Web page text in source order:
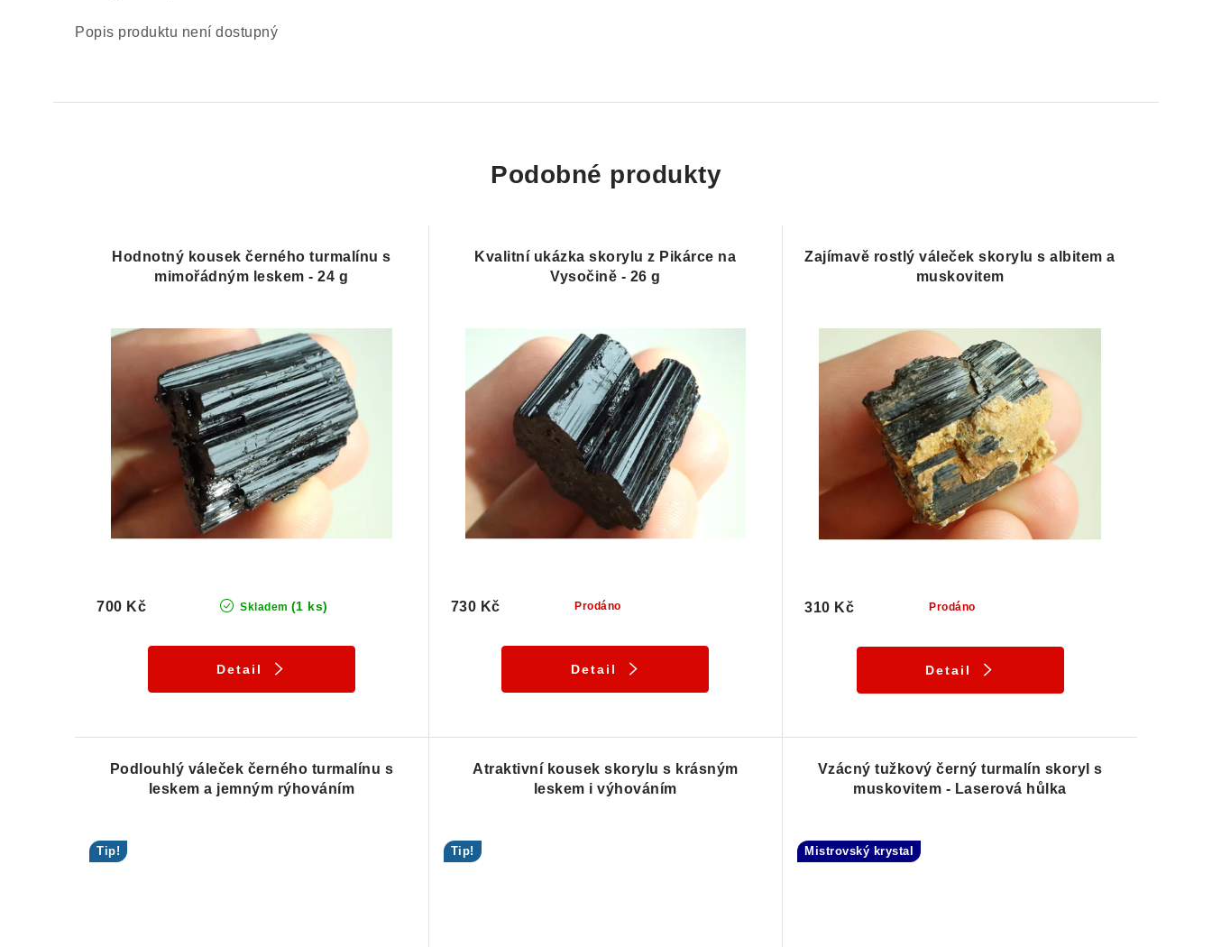
Popis produktu není dostupný
Podobné produkty
Hodnotný kousek černého turmalínu s
mimořádným leskem - 24 g
Skladem (1 ks)
700 Kč
Detail
Kvalitní ukázka skorylu z Pikárce na
Vysočině - 26 g
Prodáno
730 Kč
Detail
Zajímavě rostlý váleček skorylu s albitem a
muskovitem
Prodáno
310 Kč
Detail
Podlouhlý váleček černého turmalínu s
leskem a jemným rýhováním
Tip!
Atraktivní kousek skorylu s krásným
leskem i výhováním
Tip!
Vzácný tužkový černý turmalín skoryl s
muskovitem - Laserová hůlka
Mistrovský krystal